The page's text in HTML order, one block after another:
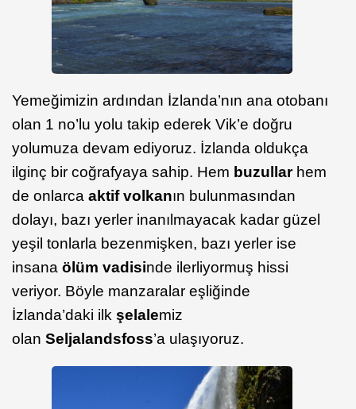
Yemeğimizin ardından İzlanda’nın ana otobanı
olan 1 no’lu yolu takip ederek Vik’e doğru
yolumuza devam ediyoruz. İzlanda oldukça
ilginç bir coğrafyaya sahip. Hem buzullarhem
de onlarca aktif volkanın bulunmasından
dolayı, bazı yerler inanılmayacak kadar güzel
yeşil tonlarla bezenmişken, bazı yerler ise
insana ölüm vadisinde ilerliyormuş hissi
veriyor. Böyle manzaralar eşliğinde
İzlanda’daki ilk şelalemiz
olan Seljalandsfoss’a ulaşıyoruz.